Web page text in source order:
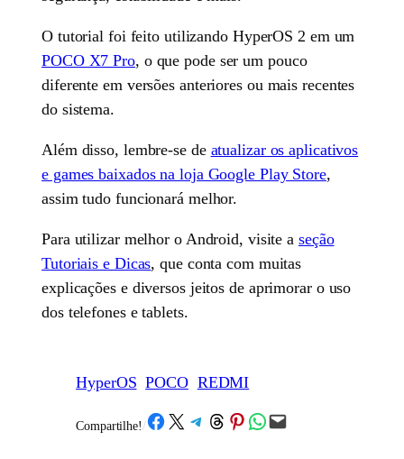
O tutorial foi feito utilizando HyperOS 2 em um
POCO X7 Pro, o que pode ser um pouco
diferente em versões anteriores ou mais recentes
do sistema.
Além disso, lembre-se de atualizar os aplicativos
e games baixados na loja Google Play Store,
assim tudo funcionará melhor.
Para utilizar melhor o Android, visite a seção
Tutoriais e Dicas, que conta com muitas
explicações e diversos jeitos de aprimorar o uso
dos telefones e tablets.
HyperOS POCO REDMI
Compartilhe! /Share on Facebook
Share on X Share on Telegram
Share on Threads
Share on Pinterest
Share on WhatsApp
Email this Page